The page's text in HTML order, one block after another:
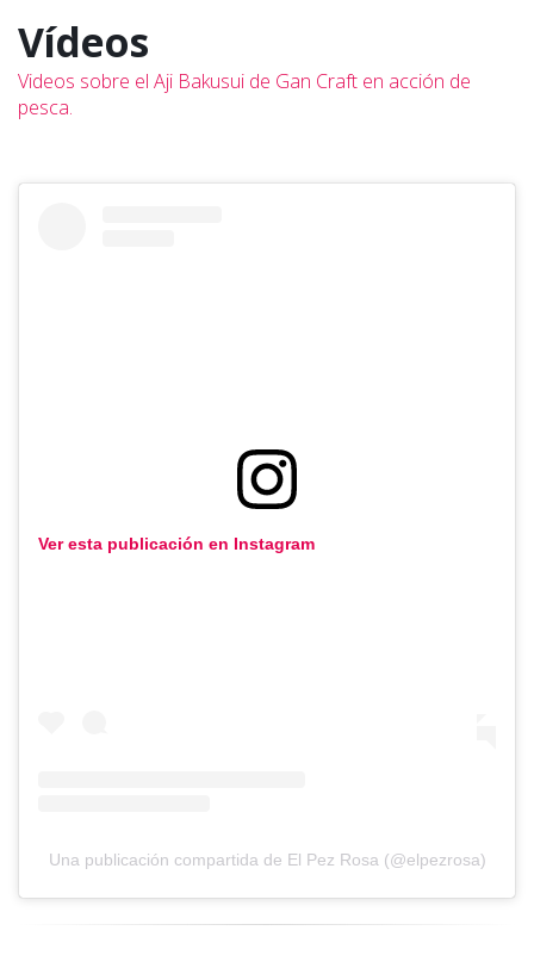
Vídeos
Videos sobre el Aji Bakusui de Gan Craft en acción de
pesca.
Ver esta publicación en Instagram
Una publicación compartida de El Pez Rosa (@elpezrosa)